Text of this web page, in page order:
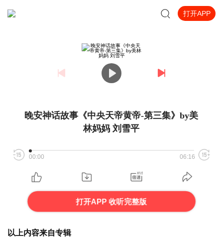
打开APP
晚安神话故事《中央天帝黄帝-第三集》by美
林妈妈 刘雪平
00:00 06:16
打开APP 收听完整版
以上内容来自专辑